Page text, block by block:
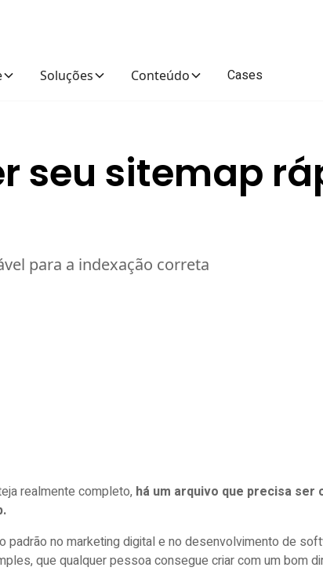
Soluções Conteúdo Cases
seu sitemap
para a indexação correta
realmente completo, há um arquivo que precisa
padrão no marketing digital e no desenvolvimento de
que qualquer pessoa consegue criar com um bom